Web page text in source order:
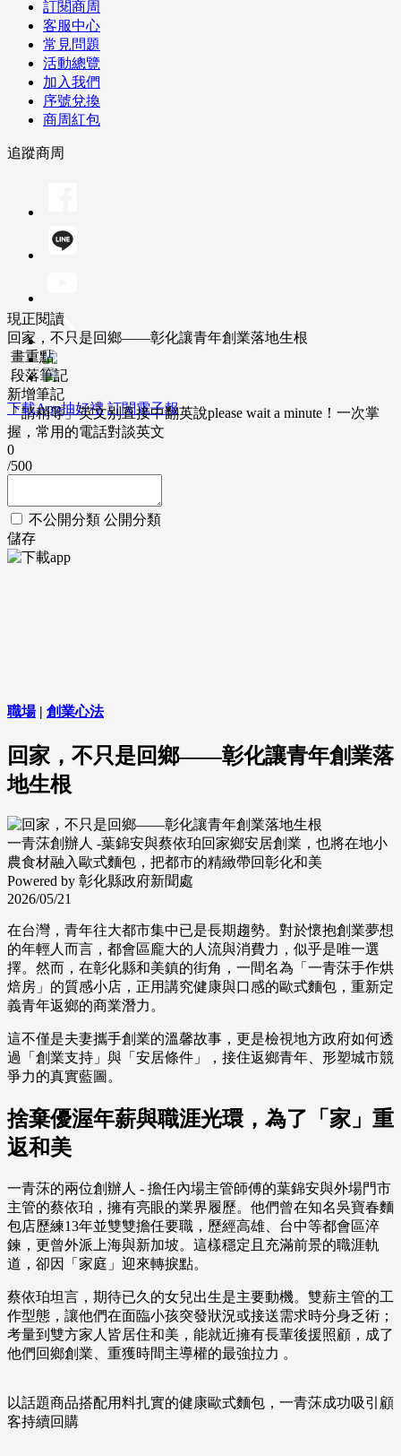
訂閱商周
客服中心
常見問題
活動總覽
加入我們
序號兌換
商周紅包
追蹤商周
下載App抽好禮 訂閱電子報
現正閱讀
回家，不只是回鄉——彰化讓青年創業落地生根
畫重點
段落筆記
新增筆記
「請稍等」英文別直接中翻英說please wait a minute！一次掌
握，常用的電話對談英文
0
/500
不公開分類 公開分類
儲存
職場| 創業心法
回家，不只是回鄉——彰化讓青年創業落
地生根
一青莯創辦人 -葉錦安與蔡依珀回家鄉安居創業，也將在地小
農食材融入歐式麵包，把都市的精緻帶回彰化和美
Powered by 彰化縣政府新聞處
2026/05/21
在台灣，青年往大都市集中已是長期趨勢。對於懷抱創業夢想
的年輕人而言，都會區龐大的人流與消費力，似乎是唯一選
擇。然而，在彰化縣和美鎮的街角，一間名為「一青莯手作烘
焙房」的質感小店，正用講究健康與口感的歐式麵包，重新定
義青年返鄉的商業潛力。
這不僅是夫妻攜手創業的溫馨故事，更是檢視地方政府如何透
過「創業支持」與「安居條件」，接住返鄉青年、形塑城市競
爭力的真實藍圖。
捨棄優渥年薪與職涯光環，為了「家」重
返和美
一青莯的兩位創辦人 - 擔任內場主管師傅的葉錦安與外場門市
主管的蔡依珀，擁有亮眼的業界履歷。他們曾在知名吳寶春麵
包店歷練13年並雙雙擔任要職，歷經高雄、台中等都會區淬
鍊，更曾外派上海與新加坡。這樣穩定且充滿前景的職涯軌
道，卻因「家庭」迎來轉捩點。
蔡依珀坦言，期待已久的女兒出生是主要動機。雙薪主管的工
作型態，讓他們在面臨小孩突發狀況或接送需求時分身乏術；
考量到雙方家人皆居住和美，能就近擁有長輩後援照顧，成了
他們回鄉創業、重獲時間主導權的最強拉力 。
以話題商品搭配用料扎實的健康歐式麵包，一青莯成功吸引顧
客持續回購